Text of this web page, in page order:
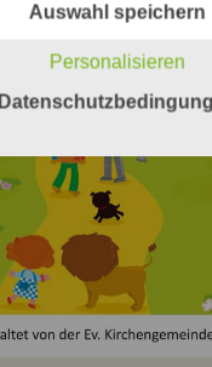
Auswahl speichern
Personalisieren